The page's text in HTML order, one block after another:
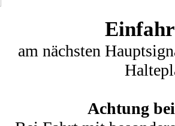
am nächsten
Achtung